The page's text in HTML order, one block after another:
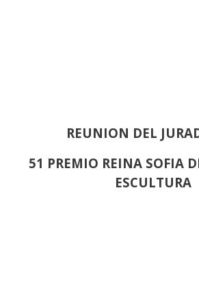
REUNION DEL
51 PREMIO REINA SOFIA
ESCULTURA